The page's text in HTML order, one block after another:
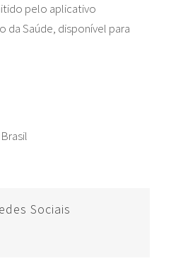
pelo aplicativo
da Saúde, disponível para
Sociais